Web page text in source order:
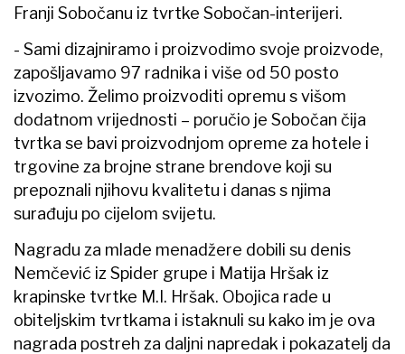
Franji Sobočanu iz tvrtke Sobočan-interijeri.
- Sami dizajniramo i proizvodimo svoje proizvode,
zapošljavamo 97 radnika i više od 50 posto
izvozimo. Želimo proizvoditi opremu s višom
dodatnom vrijednosti – poručio je Sobočan čija
tvrtka se bavi proizvodnjom opreme za hotele i
trgovine za brojne strane brendove koji su
prepoznali njihovu kvalitetu i danas s njima
surađuju po cijelom svijetu.
Nagradu za mlade menadžere dobili su denis
Nemčević iz Spider grupe i Matija Hršak iz
krapinske tvrtke M.I. Hršak. Obojica rade u
obiteljskim tvrtkama i istaknuli su kako im je ova
nagrada postreh za daljni napredak i pokazatelj da